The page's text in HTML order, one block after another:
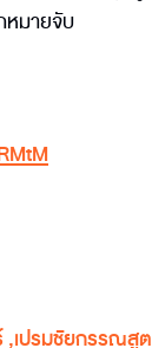
หมายจับ
,เปรมชัยกรรณสูต